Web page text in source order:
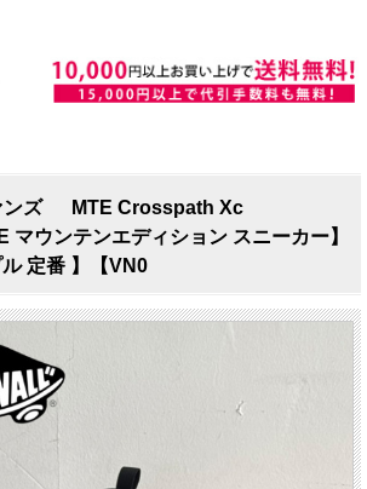
ンズ MTE Crosspath Xc
ウンテンエディション スニーカー】
ル 定番 】【VN0